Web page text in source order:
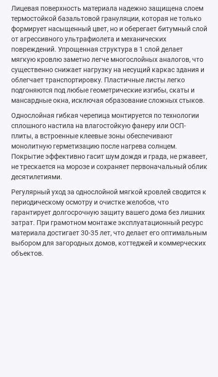
Лицевая поверхность материала надежно защищена слоем
термостойкой базальтовой грануляции, которая не только
формирует насыщенный цвет, но и оберегает битумный слой
от агрессивного ультрафиолета и механических
повреждений. Упрощенная структура в 1 слой делает
мягкую кровлю заметно легче многослойных аналогов, что
существенно снижает нагрузку на несущий каркас здания и
облегчает транспортировку. Пластичные листы легко
подгоняются под любые геометрические изгибы, скаты и
мансардные окна, исключая образование сложных стыков.
Однослойная гибкая черепица монтируется по технологии
сплошного настила на влагостойкую фанеру или ОСП-
плиты, а встроенные клеевые зоны обеспечивают
монолитную герметизацию после нагрева солнцем.
Покрытие эффективно гасит шум дождя и града, не ржавеет,
не трескается на морозе и сохраняет первоначальный облик
десятилетиями.
Регулярный уход за однослойной мягкой кровлей сводится к
периодическому осмотру и очистке желобов, что
гарантирует долгосрочную защиту вашего дома без лишних
затрат. При грамотном монтаже эксплуатационный ресурс
материала достигает 30-35 лет, что делает его оптимальным
выбором для загородных домов, коттеджей и коммерческих
объектов.